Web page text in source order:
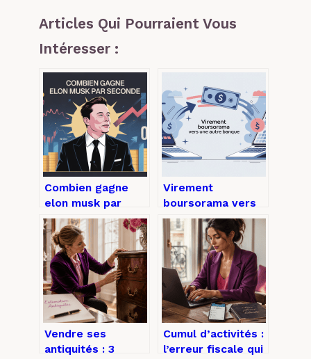
Articles Qui Pourraient Vous
Intéresser :
Combien gagne
elon musk par
seconde en 2025
et ce que cela
révèle
Virement
boursorama vers
autre banque :
délais, frais et
mode d’emploi
Vendre ses
antiquités : 3
Cumul d’activités :
l’erreur fiscale qui